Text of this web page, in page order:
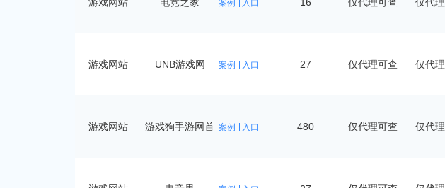
案例 入口
游戏网站 UNB游戏网 案例 入口 27 仅代理可查 仅代
游戏网站
游戏狗手游网首 案例 入口 480 仅代理可查 仅代